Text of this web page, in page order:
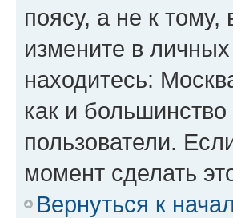
поясу, а не к
измените в
находитесь:
как и большинство
пользователи.
момент сделать
Вернуться к